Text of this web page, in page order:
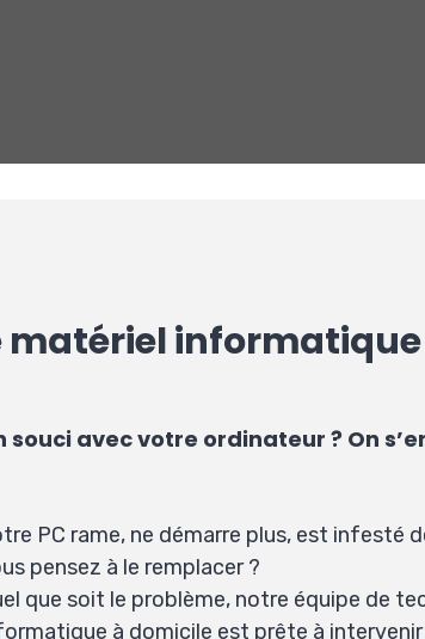
informatique
souci avec votre ordinateur ? On
PC rame, ne démarre plus, est infesté
pensez à le remplacer ?
que soit le problème, notre équipe de
à domicile est prête à intervenir